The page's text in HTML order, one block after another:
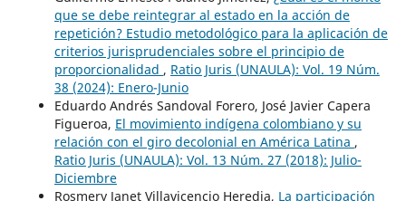
que se debe reintegrar al estado en la acción de
repetición? Estudio metodológico para la aplicación de
criterios jurisprudenciales sobre el principio de
proporcionalidad , Ratio Juris (UNAULA): Vol. 19 Núm.
38 (2024): Enero-Junio
Eduardo Andrés Sandoval Forero, José Javier Capera
Figueroa, El movimiento indígena colombiano y su
relación con el giro decolonial en América Latina ,
Ratio Juris (UNAULA): Vol. 13 Núm. 27 (2018): Julio-
Diciembre
Rosmery Janet Villavicencio Heredia, La participación